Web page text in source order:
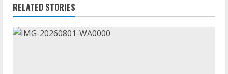
u
e
RELATED STORIES